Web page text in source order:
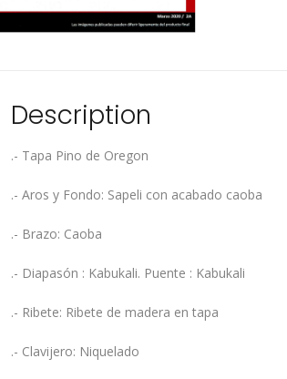
Description
.- Tapa Pino de Oregon
.- Aros y Fondo: Sapeli con acabado caoba
.- Brazo: Caoba
.- Diapasón : Kabukali. Puente : Kabukali
.- Ribete: Ribete de madera en tapa
.- Clavijero: Niquelado